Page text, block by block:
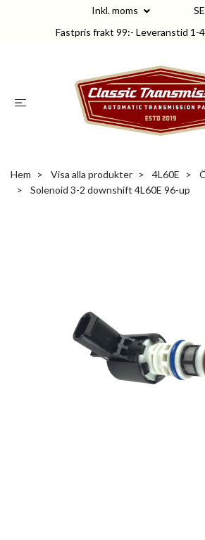
Inkl. moms
Fastpris frakt 99:- Leveranstid 1-
Hem Visa alla produkter 4L60E
Solenoid 3-2 downshift 4L60E 96-up